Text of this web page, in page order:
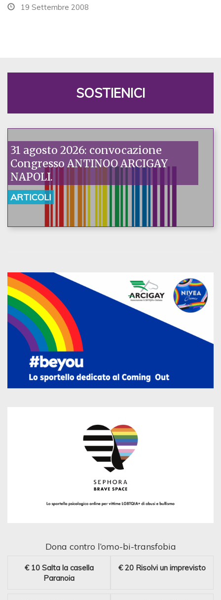
19 Settembre 2008
SOSTIENICI
31 agosto 2026: convocazione
Congresso ANTINOO ARCIGAY
NAPOLI.
ARTICOLI
Dona contro l’omo-bi-transfobia
€ 10 Salta la casella
Paranoia
€ 20 Risolvi un imprevisto